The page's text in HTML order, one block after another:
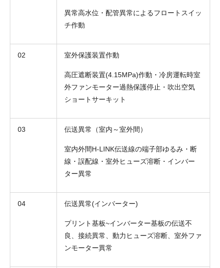
異常高水位・配管異常によるフロートスイッ
チ作動
02 室外保護装置作動
高圧遮断装置(4.15MPa)作動・冷房運転時室
外ファンモーター過熱保護停止・吹出空気
ショートサーキット
03 伝送異常（室内～室外間）
室内外間H-LINK伝送線の端子部ゆるみ・断
線・誤配線・室外ヒューズ溶断・インバー
ター異常
04 伝送異常(インバーター)
プリント基板~インバーター基板の伝送不
良、接続異常、動力ヒューズ溶断、室外ファ
ンモーター異常